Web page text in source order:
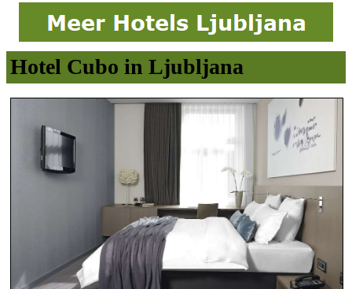
Hotel Cubo in Ljubljana